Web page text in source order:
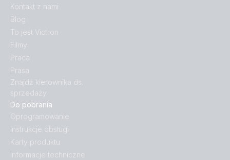
Do pobrania
Oprogramowanie
Instrukcje obsługi
Karty produktu
Informacje techniczne
Kontakt z nami
Blog
To jest Victron
Filmy
Praca
Prasa
Znajdź kierownika ds.
sprzedaży